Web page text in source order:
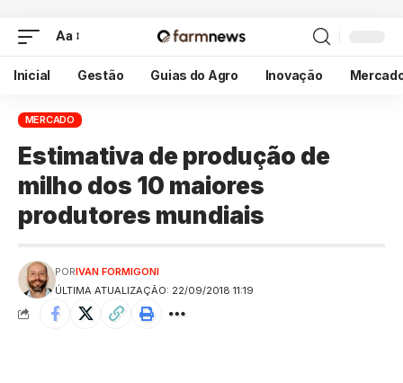
Aa
Inicial Gestão Guias do Agro Inovação
MERCADO
Estimativa de produção de
milho dos 10 maiores
produtores mundiais
ÚLTIMA ATUALIZAÇÃO: 22/09/2018 11:19
PORIVAN FORMIGONI